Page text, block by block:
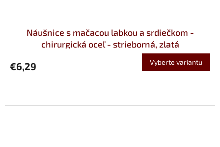
Náušnice s mačacou labkou a srdiečkom -
chirurgická oceľ - strieborná, zlatá
€6,29 Vyberte variantu